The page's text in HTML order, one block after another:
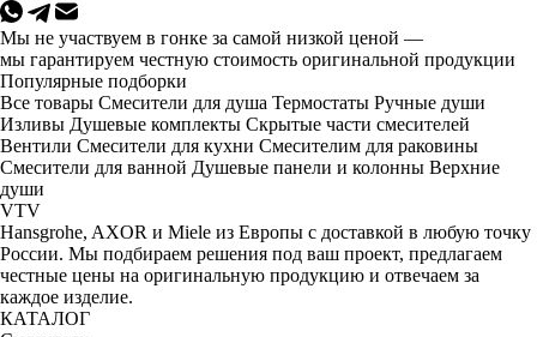
Мы не участвуем в гонке за самой низкой ценой —
мы гарантируем честную стоимость оригинальной продукции
Популярные подборки
Все товары Смесители для душа Термостаты Ручные души
Изливы Душевые комплекты Скрытые части смесителей
Вентили Смесители для кухни Смесителим для раковины
Смесители для ванной Душевые панели и колонны Верхние
души
VTV
Hansgrohe, AXOR и Miele из Европы с доставкой в любую точку
России. Мы подбираем решения под ваш проект, предлагаем
честные цены на оригинальную продукцию и отвечаем за
каждое изделие.
КАТАЛОГ